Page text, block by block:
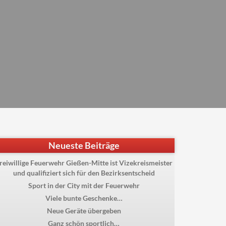
Neueste Beiträge
Feuerwehr Gießen-Mitte ist Vizekreismeister
und qualifiziert sich für den Bezirksentscheid
Sport in der City mit der Feuerwehr
Viele bunte Geschenke…
Neue Geräte übergeben
Ganz schön sportlich…